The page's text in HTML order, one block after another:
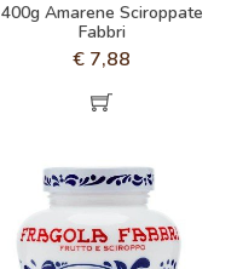
400g Amarene Sciroppate
Fabbri
€ 7,88